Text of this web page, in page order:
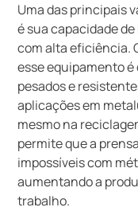
Uma das principais
é sua capacidade
com alta eficiência.
esse equipamento
pesados e
aplicações em
mesmo na
permite que a
impossíveis com
aumentando a
trabalho.